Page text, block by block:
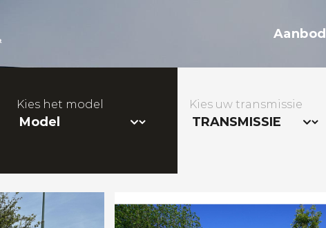
Aanbod
Kies het model Kies uw transmissie